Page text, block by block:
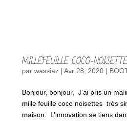
MILLEFEUILLE COCO-
par wassiaz| Avr 28, 2020|
Bonjour, bonjour, J’ai pris un
mille feuille coco noisettes très
maison. L’innovation se tiens